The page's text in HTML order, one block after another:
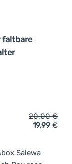
Spice
faltbare
'Dreifuß
20,00€
19,99 €